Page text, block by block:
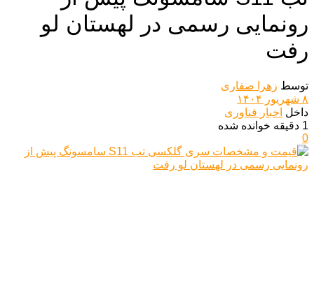
رونمایی رسمی در لهستان لو
رفت
توسط زهرا صفاری
۸ شهریور ۱۴۰۴
داخل اخبار فناوری
1 دقیقه خوانده شده
0